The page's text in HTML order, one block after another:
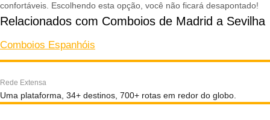
confortáveis. Escolhendo esta opção, você não ficará desapontado!
Relacionados com Comboios de Madrid a Sevilha
Comboios Espanhóis
Rede Extensa
Uma plataforma, 34+ destinos, 700+ rotas em redor do globo.